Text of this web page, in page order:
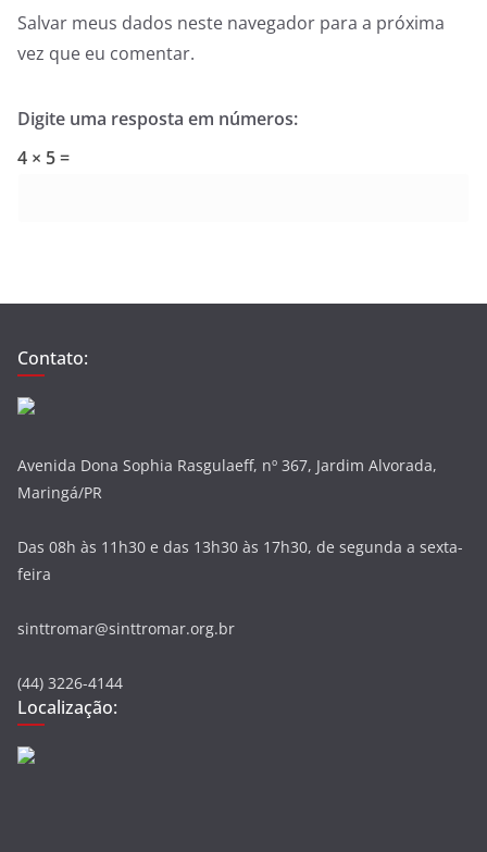
Salvar meus dados neste navegador para a próxima
vez que eu comentar.
Digite uma resposta em números:
4 × 5 =
Contato:
Avenida Dona Sophia Rasgulaeff, nº 367, Jardim Alvorada,
Maringá/PR
Das 08h às 11h30 e das 13h30 às 17h30, de segunda a sexta-
feira
sinttromar@sinttromar.org.br
(44) 3226-4144
Localização: